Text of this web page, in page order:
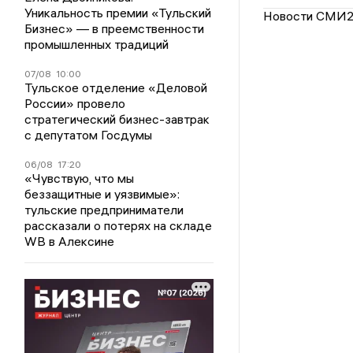
Уникальность премии «Тульский
Бизнес» — в преемственности
промышленных традиций
07/08 10:00
Тульское отделение «Деловой
России» провело
стратегический бизнес-завтрак
с депутатом Госдумы
06/08 17:20
«Чувствую, что мы
беззащитные и уязвимые»:
тульские предприниматели
рассказали о потерях на складе
WB в Алексине
Новости